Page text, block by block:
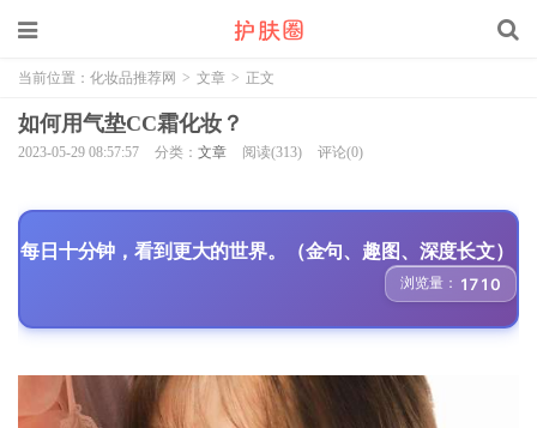
当前位置： 化妆品推荐网 > 文章 > 正文
如何用气垫CC霜化妆？
2023-05-29 08:57:57 分类： 文章 阅读(313) 评论(0)
每日十分钟，看到更大的世界。（金句、趣图、深度长文）
浏览量： 1710